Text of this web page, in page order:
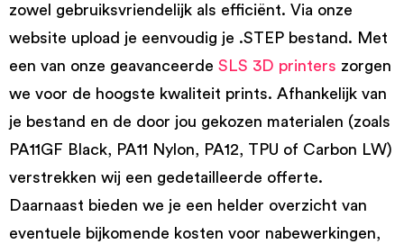
zowel gebruiksvriendelijk als efficiënt. Via onze
website upload je eenvoudig je .STEP bestand. Met
een van onze geavanceerde SLS 3D printers zorgen
we voor de hoogste kwaliteit prints. Afhankelijk van
je bestand en de door jou gekozen materialen (zoals
PA11GF Black, PA11 Nylon, PA12, TPU of Carbon LW)
verstrekken wij een gedetailleerde offerte.
Daarnaast bieden we je een helder overzicht van
eventuele bijkomende kosten voor nabewerkingen,